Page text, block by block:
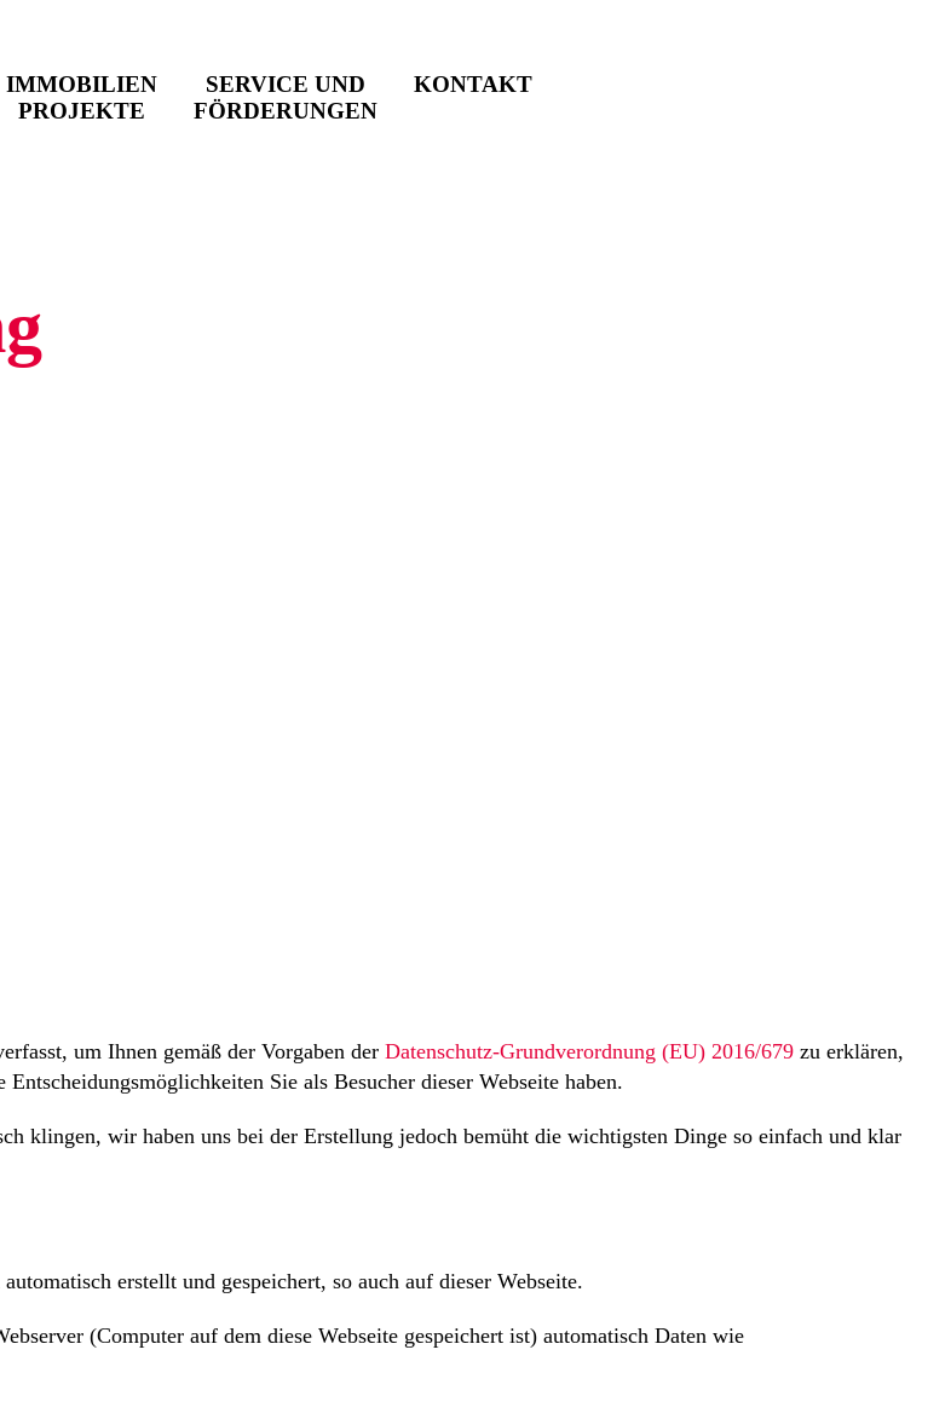
IMMOBILIEN
PROJEKTE
SERVICE UND
FÖRDERUNGEN
KONTAKT
um Ihnen gemäß der Vorgaben der Datenschutz-Grundverordnung (EU) 2016/679 zu erklären,
Sie als Besucher dieser Webseite haben.
klingen, wir haben uns bei der Erstellung jedoch bemüht die wichtigsten Dinge so einfach und klar
erstellt und gespeichert, so auch auf dieser Webseite.
(Computer auf dem diese Webseite gespeichert ist) automatisch Daten wie